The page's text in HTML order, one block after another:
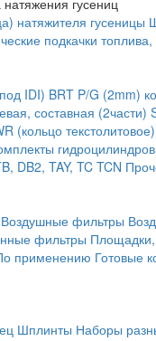
гусениц
натяжителя гусеницы
подкачки топлива,
IDI) BRT P/G (2mm)
составная (2части)
(кольцо
гидроцилиндров
DB2, TAY, TC TCN
Воздушные фильтры
фильтры
применению Готовые
Шплинты Наборы